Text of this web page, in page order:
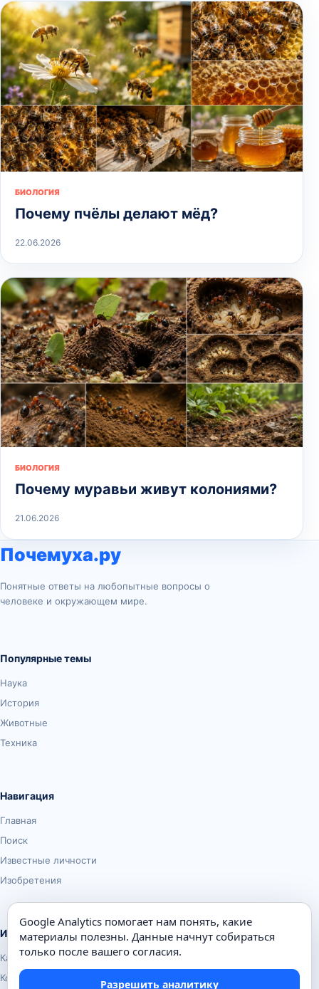
БИОЛОГИЯ
Почему пчёлы делают мёд?
22.06.2026
БИОЛОГИЯ
Почему муравьи живут колониями?
21.06.2026
Почемуха.ру
Понятные ответы на любопытные вопросы о
человеке и окружающем мире.
Популярные темы
Наука
История
Животные
Техника
Навигация
Главная
Поиск
Известные личности
Изобретения
Информация
Карта сайта
Контакты
Google Analytics помогает нам понять, какие
материалы полезны. Данные начнут собираться
только после вашего согласия.
Разрешить аналитику